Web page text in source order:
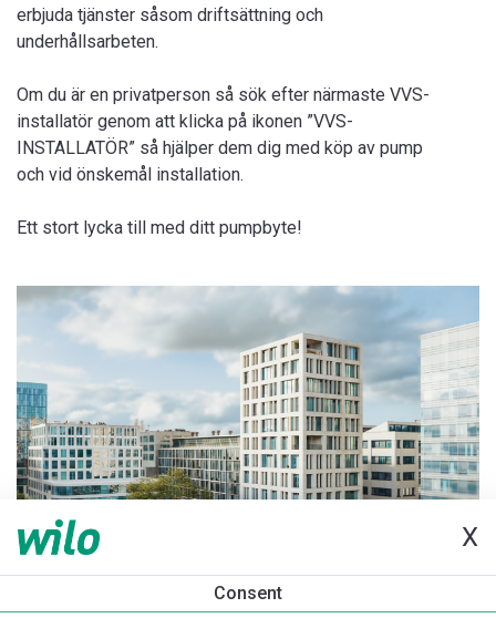
X
Consent
erbjuda tjänster såsom driftsättning och
underhållsarbeten.
Om du är en privatperson så sök efter närmaste VVS-
installatör genom att klicka på ikonen ”VVS-
INSTALLATÖR” så hjälper dem dig med köp av pump
och vid önskemål installation.
Ett stort lycka till med ditt pumpbyte!